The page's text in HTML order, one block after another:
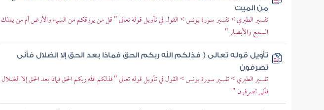
من الميت
تفسير الطبري > تفسير سورة يونس > القول في تأويل قوله تعالى " قل من يرزقكم من السماء والأرض أم من يملك
السمع والأبصار "
تأويل قوله تعالى ( فذلكم الله ربكم الحق فماذا بعد الحق إلا الضلال فأنى
تصرفون
تفسير الطبري > تفسير سورة يونس > القول في تأويل قوله تعالى " فذلكم الله ربكم الحق فماذا بعد الحق إلا الضلال
فأنى تصرفون "